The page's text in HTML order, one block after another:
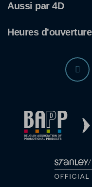
Aussi par 4D
Heures d'ouverture